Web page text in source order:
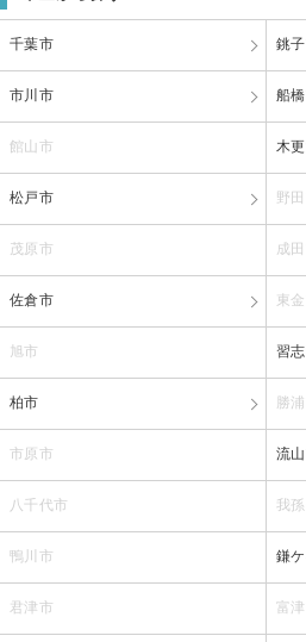
千葉市 銚
市川市 船
館山市 木
松戸市 野
茂原市 成
佐倉市 東
旭市 習
柏市 勝
市原市 流
八千代市 我
鴨川市 鎌
君津市 富